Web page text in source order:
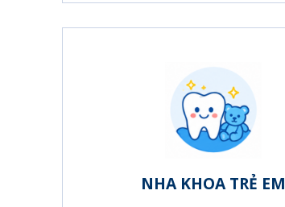
NHA KHOA TRẺ EM